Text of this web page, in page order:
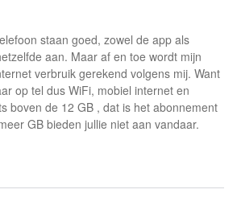
staan goed, zowel de app als
aan. Maar af en toe wordt mijn
verbruik gerekend volgens mij. Want
op tel dus WiFi, mobiel internet en
boven de 12 GB , dat is het abonnement
GB bieden jullie niet aan vandaar.